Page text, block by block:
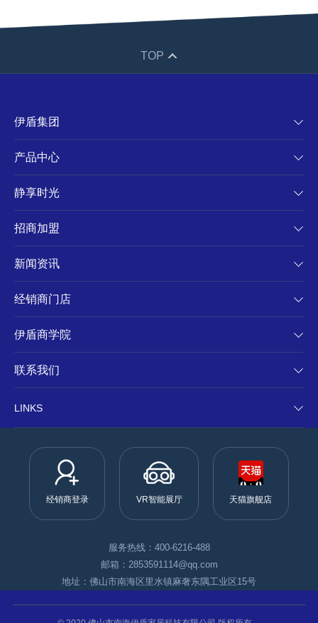
TOP
伊盾集团
产品中心
静享时光
招商加盟
新闻资讯
经销商门店
伊盾商学院
联系我们
LINKS
经销商登录 VR智能展厅 天猫旗舰店
服务热线：400-6216-488
邮箱：2853591114@qq.com
地址：佛山市南海区里水镇麻奢东隅工业区15号